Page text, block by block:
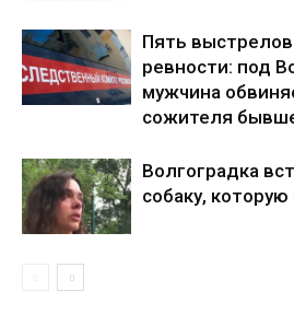
Пять выстрелов
ревности: под
мужчина
сожителя
Волгоградка
собаку,